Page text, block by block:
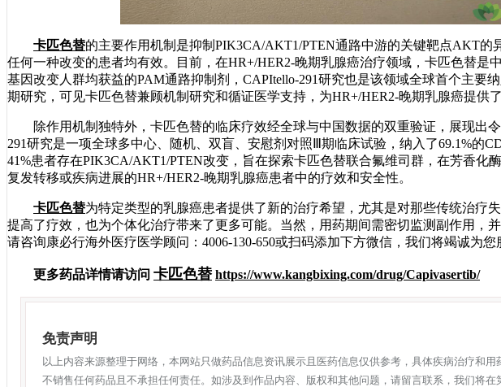
卡匹色替的主要作用机制是抑制PIK3CA/AKT1/PTEN通路中游的关键靶点AKT的
任何一种改变的患者均有效。目前，在HR+/HER2-晚期乳腺癌治疗领域，卡匹色替是
基因改变人群均获益的PAM通路抑制剂，CAPItello-291研究也是该领域全球首个主要
期研究，可见卡匹色替兼顾机制研究和循证医学支持，为HR+/HER2-晚期乳腺癌提供
除作用机制独特外，卡匹色替的临床疗效经全球与中国数据的双重验证，展现出令
291研究是一项全球多中心、随机、双盲、安慰剂对照Ⅲ期临床试验，纳入了69.1%的
41%患者存在PIK3CA/AKT1/PTEN改变，旨在探索卡匹色替联合氟维司群，在芳香化
复发转移或疾病进展的HR+/HER2-晚期乳腺癌患者中的疗效和安全性。
卡匹色替为特定类型的乳腺癌患者提供了新的治疗希望，尤其是对那些传统治疗
提高了疗效，也为个体化治疗带来了更多可能。当然，用药期间需密切监测副作用，
请咨询康必行海外医疗医学顾问：4006-130-650或扫码添加下方微信，我们将竭诚为您
更多药品详情请访问 卡匹色替 https://www.kangbixing.com/drug/Capivasertib/
免责声明
以上内容来源整理于网络，本网站只做药品信息资讯展示且医药信息仅供参考，具体疾病治疗和
不销售任何药品且不承担任何责任。如涉及到作品内容、版权和其他问题，请留言联系，我们将在